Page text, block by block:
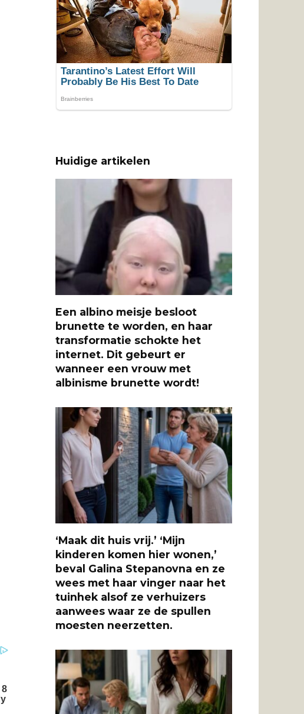
Huidige artikelen
Een albino meisje besloot
brunette te worden, en haar
transformatie schokte het
internet. Dit gebeurt er
wanneer een vrouw met
albinisme brunette wordt!
‘Maak dit huis vrij.’ ‘Mijn
kinderen komen hier wonen,’
beval Galina Stepanovna en ze
wees met haar vinger naar het
tuinhek alsof ze verhuizers
aanwees waar ze de spullen
moesten neerzetten.